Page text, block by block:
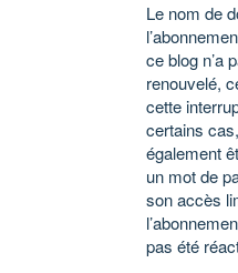
Le nom de
ce blog n’a
renouvelé,
cette
certains
également
un mot de
son accès
pas été